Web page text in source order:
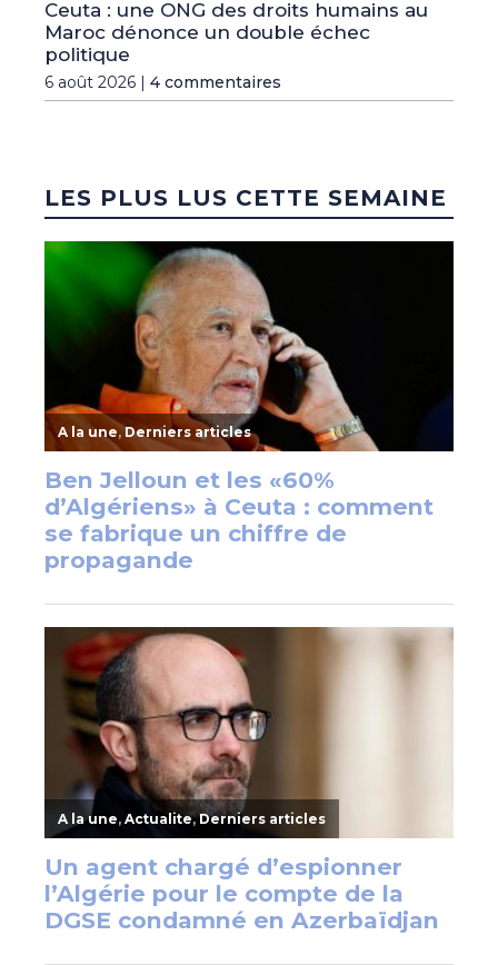
Ceuta : une ONG des droits humains au
Maroc dénonce un double échec
politique
6 août 2026 | 4 commentaires
LES PLUS LUS CETTE SEMAINE